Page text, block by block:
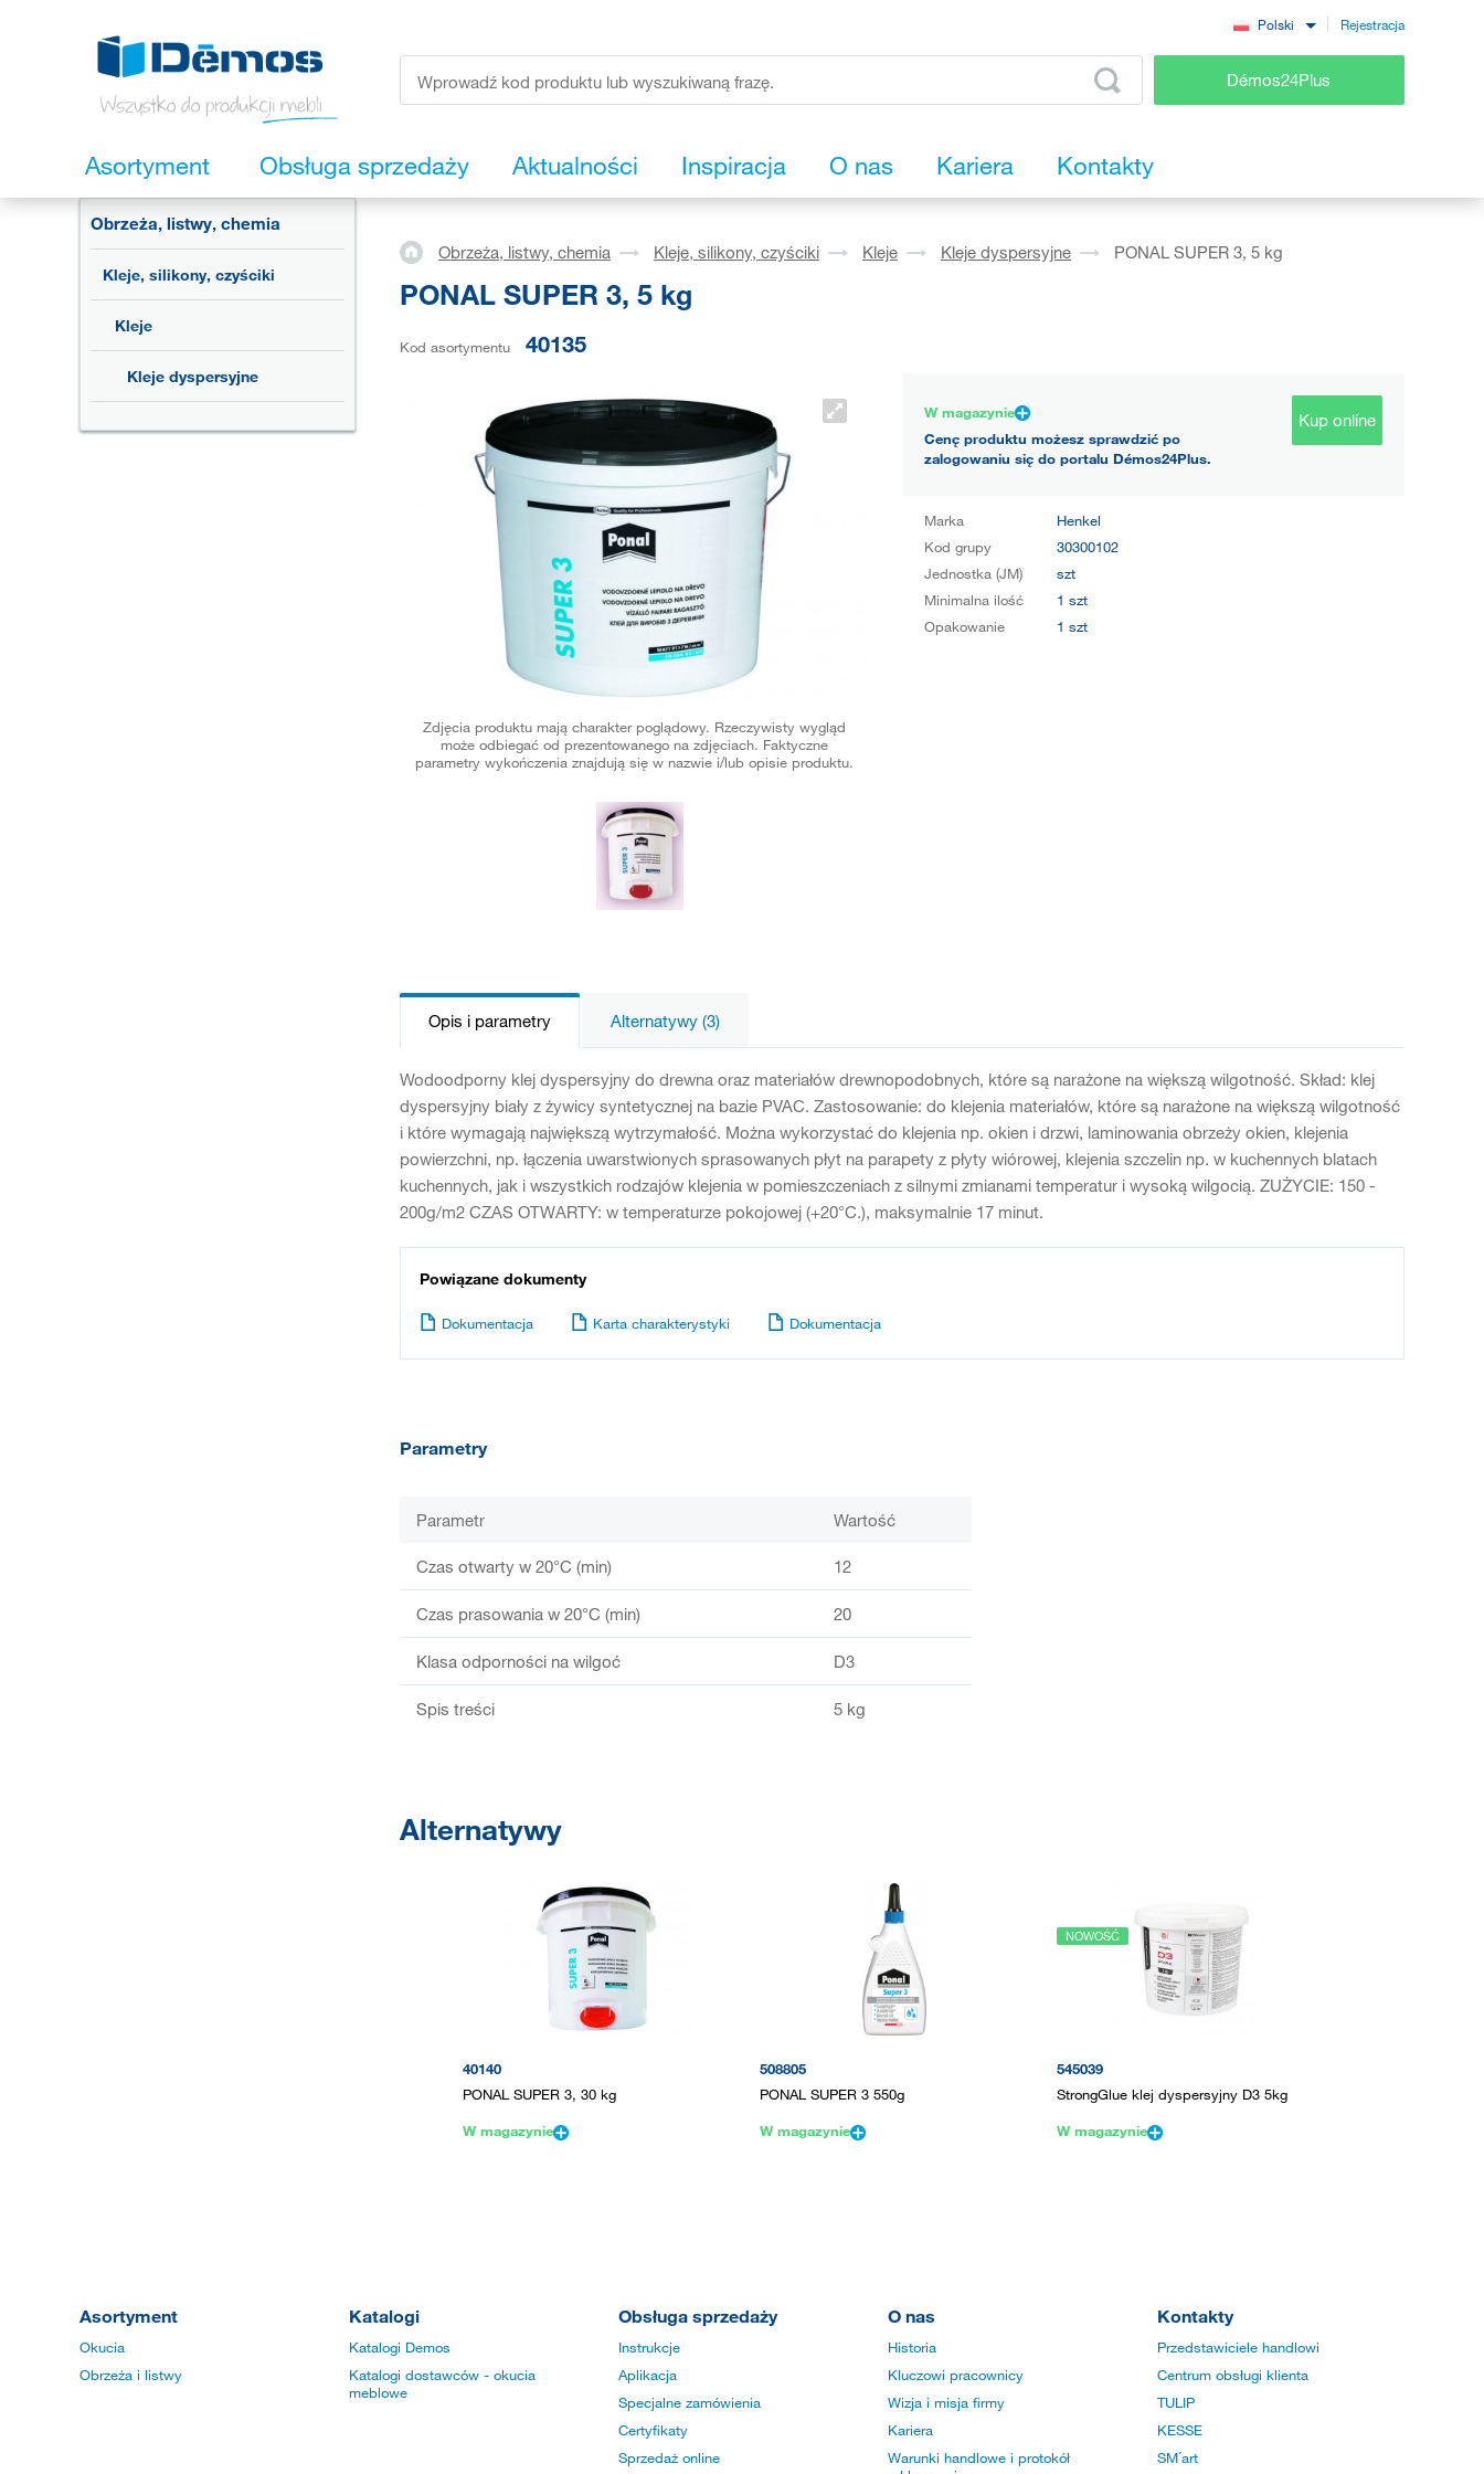
Polski Rejestracja
Démos24Plus
Asortyment Obsługa sprzedaży Aktualności Inspiracja O nas Kariera Kontakty
Obrzeża, listwy, chemia
Kleje, silikony, czyściki
Kleje
Kleje dyspersyjne
Obrzeża, listwy, chemia Kleje, silikony, czyściki Kleje Kleje dyspersyjne PONAL SUPER 3, 5 kg
PONAL SUPER 3, 5 kg
Kod asortymentu 40135
Zdjęcia produktu mają charakter poglądowy. Rzeczywisty wygląd
może odbiegać od prezentowanego na zdjęciach. Faktyczne
parametry wykończenia znajdują się w nazwie i/lub opisie produktu.
W magazynie
Cenę produktu możesz sprawdzić po
zalogowaniu się do portalu Démos24Plus.
Kup online
Marka
Henkel
Kod grupy
30300102
Jednostka (JM)
szt
Minimalna ilość
1 szt
Opakowanie
1 szt
Opis i parametry Alternatywy (3)
Wodoodporny klej dyspersyjny do drewna oraz materiałów drewnopodobnych, które są narażone na większą wilgotność. Skład: klej
dyspersyjny biały z żywicy syntetycznej na bazie PVAC. Zastosowanie: do klejenia materiałów, które są narażone na większą wilgotność
i które wymagają największą wytrzymałość. Można wykorzystać do klejenia np. okien i drzwi, laminowania obrzeży okien, klejenia
powierzchni, np. łączenia uwarstwionych sprasowanych płyt na parapety z płyty wiórowej, klejenia szczelin np. w kuchennych blatach
kuchennych, jak i wszystkich rodzajów klejenia w pomieszczeniach z silnymi zmianami temperatur i wysoką wilgocią. ZUŻYCIE: 150 -
200g/m2 CZAS OTWARTY: w temperaturze pokojowej (+20°C.), maksymalnie 17 minut.
Powiązane dokumenty
Dokumentacja Karta charakterystyki Dokumentacja
Parametry
Parametr Wartość
Czas otwarty w 20°C (min) 12
Czas prasowania w 20°C (min) 20
Klasa odporności na wilgoć D3
Spis treści 5 kg
Alternatywy
40140
PONAL SUPER 3, 30 kg
W magazynie
508805
PONAL SUPER 3 550g
W magazynie
NOWOŚĆ
545039
StrongGlue klej dyspersyjny D3 5kg
W magazynie
Asortyment
Okucia
Obrzeża i listwy
Katalogi
Katalogi Demos
Katalogi dostawców - okucia
meblowe
Obsługa sprzedaży
Instrukcje
Aplikacja
Specjalne zamówienia
Certyfikaty
Sprzedaż online
O nas
Historia
Kluczowi pracownicy
Wizja i misja firmy
Kariera
Warunki handlowe i protokół
Kontakty
Przedstawiciele handlowi
Centrum obsługi klienta
TULIP
KESSE
SM´art